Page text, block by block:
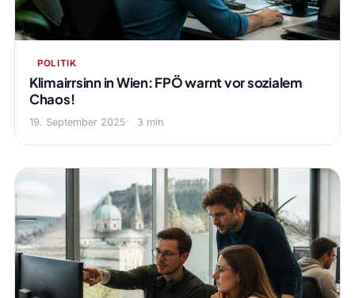
POLITIK
Klimairrsinn in Wien: FPÖ warnt vor sozialem
Chaos!
19. September 2025 3 min